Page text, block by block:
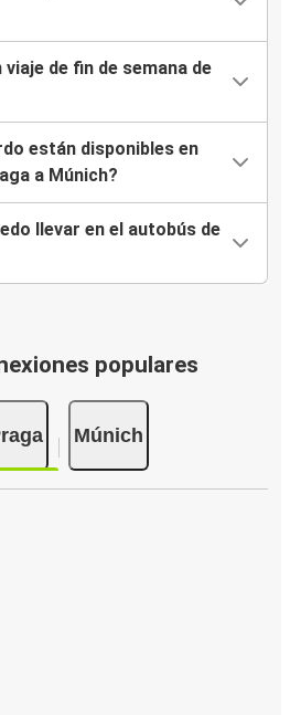
de fin de semana de
están disponibles en
a Múnich?
llevar en el autobús de
populares
Múnich